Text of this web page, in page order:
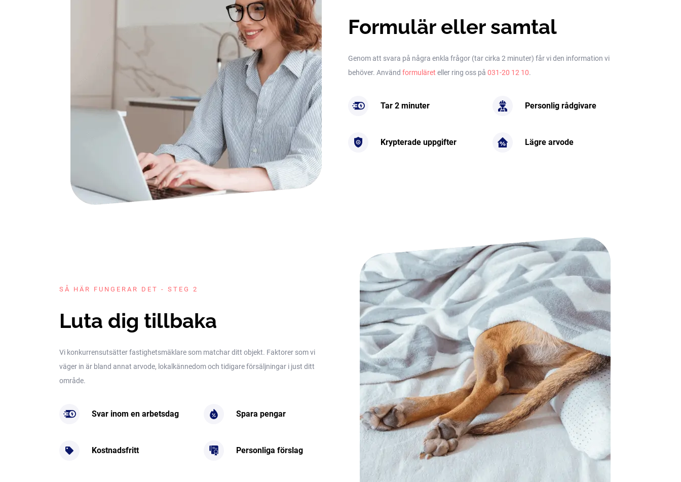
Formulär eller samtal
Genom att svara på några enkla frågor (tar cirka 2 minuter) får vi den information vi
behöver. Använd formuläret eller ring oss på 031-20 12 10.
Tar 2 minuter Personlig rådgivare
Krypterade uppgifter Lägre arvode
SÅ HÄR FUNGERAR DET - STEG 2
Luta dig tillbaka
Vi konkurrensutsätter fastighetsmäklare som matchar ditt objekt. Faktorer som vi
väger in är bland annat arvode, lokalkännedom och tidigare försäljningar i just ditt
område.
Svar inom en arbetsdag Spara pengar
Kostnadsfritt Personliga förslag